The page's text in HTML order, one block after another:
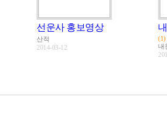
선운사 홍보영상
산적
2014-03-12
(1)
내